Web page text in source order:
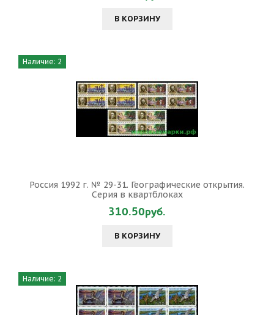
В КОРЗИНУ
Наличие: 2
Россия 1992 г. № 29-31. Географические открытия.
Серия в квартблоках
310.50руб.
В КОРЗИНУ
Наличие: 2